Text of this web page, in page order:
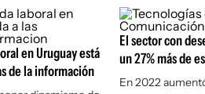
en Uruguay está
de la información
El sector con
un 27% más de
En 2022